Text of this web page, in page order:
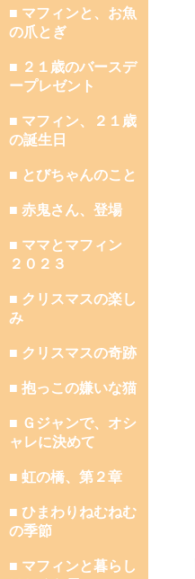
■ マフィンと、お魚
の爪とぎ
■ ２１歳のバースデ
ープレゼント
■ マフィン、２１歳
の誕生日
■ とびちゃんのこと
■ 赤鬼さん、登場
■ ママとマフィン
２０２３
■ クリスマスの楽し
み
■ クリスマスの奇跡
■ 抱っこの嫌いな猫
■ Ｇジャンで、オシ
ャレに決めて
■ 虹の橋、第２章
■ ひまわりねむねむ
の季節
■ マフィンと暮らし